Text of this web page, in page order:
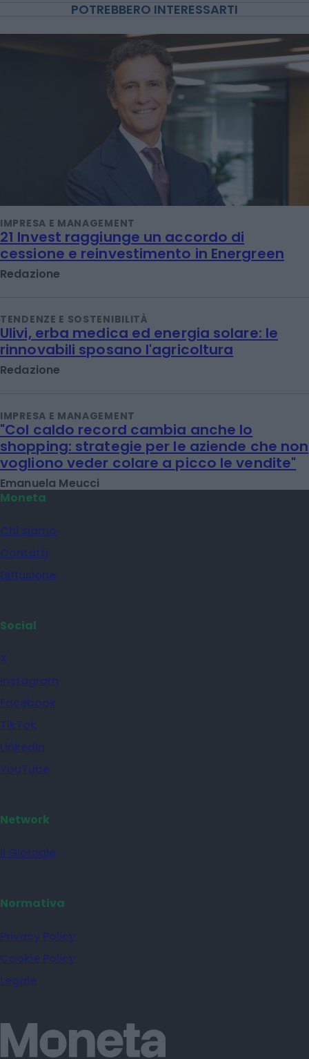
POTREBBERO INTERESSARTI
IMPRESA E MANAGEMENT
21 Invest raggiunge un accordo di
cessione e reinvestimento in Energreen
Redazione
TENDENZE E SOSTENIBILITÀ
Ulivi, erba medica ed energia solare: le
rinnovabili sposano l'agricoltura
Redazione
IMPRESA E MANAGEMENT
"Col caldo record cambia anche lo
shopping: strategie per le aziende che non
vogliono veder colare a picco le vendite"
Emanuela Meucci
Moneta
Chi siamo
Contatti
Diffusione
Social
X
Instagram
Facebook
TikTok
Linkedin
YouTube
Network
il Giornale
Normativa
Privacy Policy
Cookie Policy
Legale